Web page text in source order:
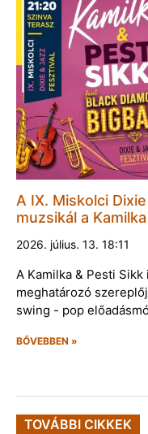
A IX. Miskolci
muzsikál a
2026. július. 13. 18:11
A Kamilka & Pesti
meghatározó
swing - pop
BŐVEBBEN »
TOVÁBBI CIKKEK